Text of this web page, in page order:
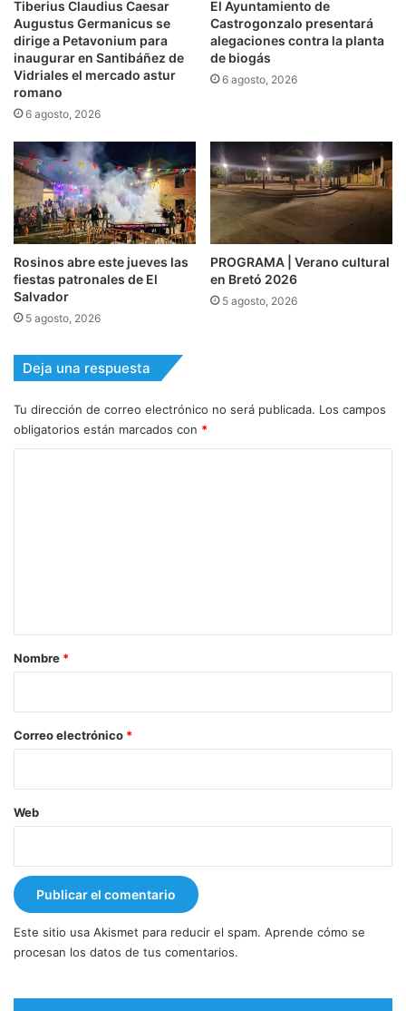
Tiberius Claudius Caesar
Augustus Germanicus se
dirige a Petavonium para
inaugurar en Santibáñez de
Vidriales el mercado astur
romano
6 agosto, 2026
El Ayuntamiento de
Castrogonzalo presentará
alegaciones contra la planta
de biogás
6 agosto, 2026
Rosinos abre este jueves las
fiestas patronales de El
Salvador
5 agosto, 2026
PROGRAMA | Verano cultural
en Bretó 2026
5 agosto, 2026
Deja una respuesta
Tu dirección de correo electrónico no será publicada. Los campos
obligatorios están marcados con *
r
*
Nombre *
Correo electrónico *
Web
Este sitio usa Akismet para reducir el spam. Aprende cómo se
procesan los datos de tus comentarios.